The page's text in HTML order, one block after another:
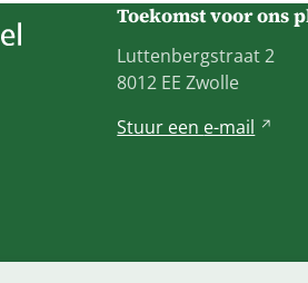
Toekomst voor ons
Luttenbergstraat 2
8012 EE Zwolle
Stuur een e-mail
j